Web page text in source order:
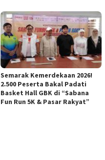
Semarak Kemerdekaan 2026!
2.500 Peserta Bakal Padati
Basket Hall GBK di “Sabana
Fun Run 5K & Pasar Rakyat”